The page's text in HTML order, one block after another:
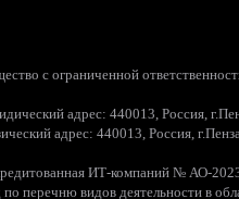
с ограниченной
адрес: 440013, Россия,
адрес: 440013, Россия,
ИТ-компаний № АО-
перечню видов деятельности в